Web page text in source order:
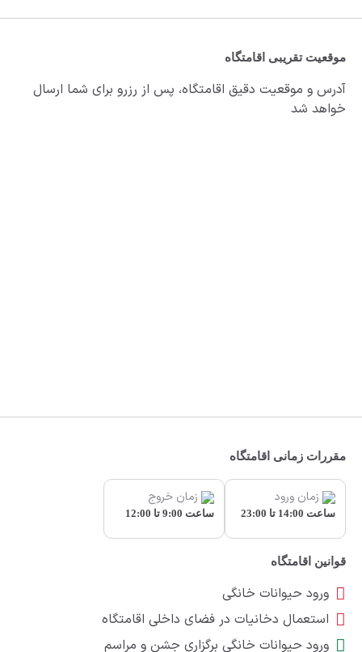
موقعیت تقریبی اقامتگاه
آدرس و موقعیت دقیق اقامتگاه، پس از رزرو برای شما ارسال
خواهد شد
مقررات زمانی اقامتگاه
زمان ورود
ساعت 14:00 تا 23:00
زمان خروج
ساعت 9:00 تا 12:00
قوانین اقامتگاه
ورود حیوانات خانگی
استعمال دخانیات در فضای داخلی اقامتگاه
ورود حیوانات خانگی برگزاری جشن و مراسم